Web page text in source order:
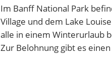
Im Banff National Park
Village und dem Lake
alle in einem Winterurlaub
Zur Belohnung gibt es